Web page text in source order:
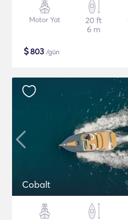
Motor Yat
20 ft
6 m
$803 /gün
Cobalt